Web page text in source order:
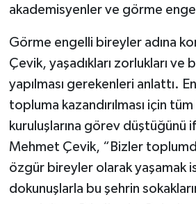
akademisyenler ve görme
Görme engelli bireyler adına
Çevik, yaşadıkları zorlukları ve
yapılması gerekenleri anlattı.
topluma kazandırılması için
kuruluşlarına görev düştüğünü
Mehmet Çevik, “Bizler
özgür bireyler olarak yaşamak
dokunuşlarla bu şehrin